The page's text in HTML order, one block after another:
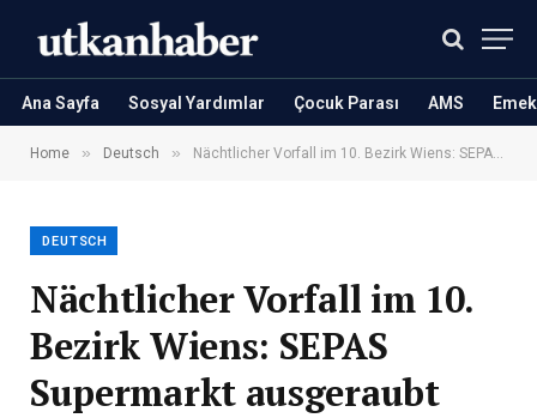
Ana Sayfa Sosyal Yardımlar Çocuk Parası AMS
Home » Deutsch » Nächtlicher Vorfall im 10. Bezirk Wiens: SEPAS Supermarkt ausgeraubt
DEUTSCH
Nächtlicher Vorfall im 10.
Bezirk Wiens: SEPAS
Supermarkt ausgeraubt